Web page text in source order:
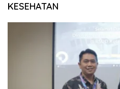
KESEHATAN